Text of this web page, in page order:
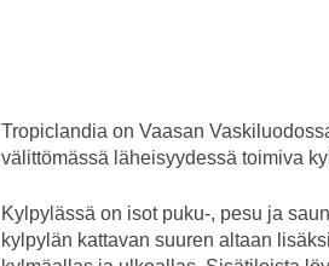
Tropiclandia on Vaasan
välittömässä läheisyydessä toimiva
Kylpylässä on isot puku-, pesu ja
kylpylän kattavan suuren altaan